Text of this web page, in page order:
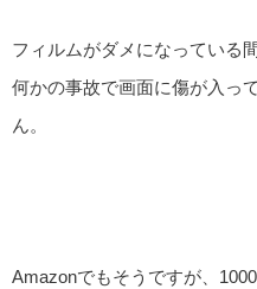
フィルムがダメになっている
何かの事故で画面に傷が入っ
ん。
Amazonでもそうですが、